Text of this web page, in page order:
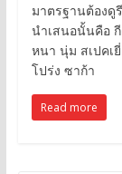
มาตรฐานต้องดู
นำเสนอนั้นคือ กี
หนา นุ่ม สเปคเ
โปร่ง ซาก้า
Read more